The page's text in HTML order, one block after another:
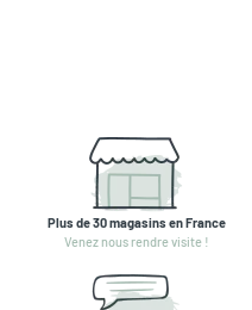
Plus de 30 magasins en France
Venez nous rendre visite !